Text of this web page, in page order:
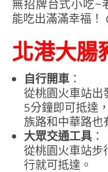
北港大腸
自行開車 ：
從桃園火車站出
5分鐘即可抵達
族路和中華路也
大眾交通工具 ：
從桃園火車站步
行就可抵達。